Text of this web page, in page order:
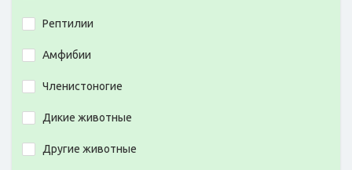
Рептилии
Амфибии
Членистоногие
Дикие животные
Другие животные